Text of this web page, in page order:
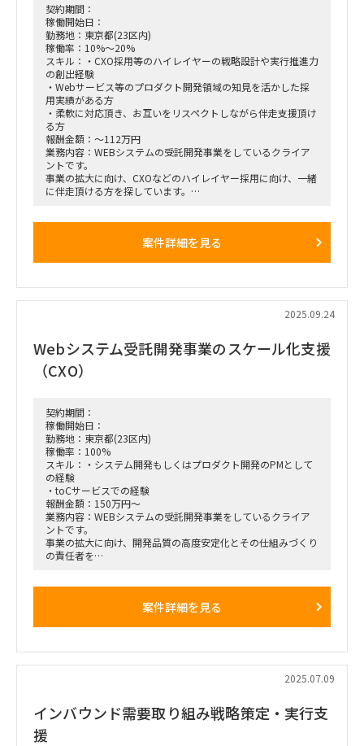
契約期間：
稼働開始日：
勤務地：東京都(23区内)
稼働率：10%～20%
スキル：・CXO採用等のハイレイヤーの戦略設計や実行推進力
の創出経験
・Webサービス等のプロダクト開発領域の知見を活かした採
用実績がある方
・柔軟に対応頂き、お互いをリスペクトしながら伴走支援頂け
る方
報酬金額：～112万円
業務内容：WEBシステムの受託開発事業をしているクライア
ントです。
事業の拡大に向け、CXOなどのハイレイヤー採用に向け、一緒
に伴走頂ける方を探しています。
・適宜必要なアウトプットの提出
案件詳細を見る
2025.09.24
Webシステム受託開発事業のスケール化支援
（CXO）
契約期間：
稼働開始日：
勤務地：東京都(23区内)
稼働率：100%
スキル：・システム開発もしくはプロダクト開発のPMとして
の経験
・toCサービスでの経験
報酬金額：150万円～
業務内容：WEBシステムの受託開発事業をしているクライア
ントです。
事業の拡大に向け、開発品質の高度安定化とその仕組みづくり
の責任者を
事業拡大の為には欠かせない課題だと考えています。
案件詳細を見る
2025.07.09
インバウンド需要取り組み戦略策定・実行支
援